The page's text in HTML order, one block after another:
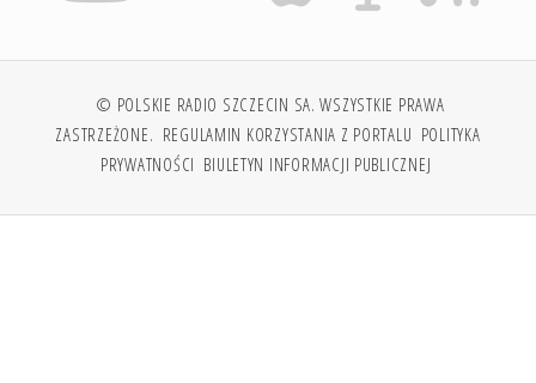
© POLSKIE RADIO SZCZECIN SA. WSZYSTKIE PRAWA
ZASTRZEŻONE. REGULAMIN KORZYSTANIA Z PORTALU POLITYKA
PRYWATNOŚCI BIULETYN INFORMACJI PUBLICZNEJ